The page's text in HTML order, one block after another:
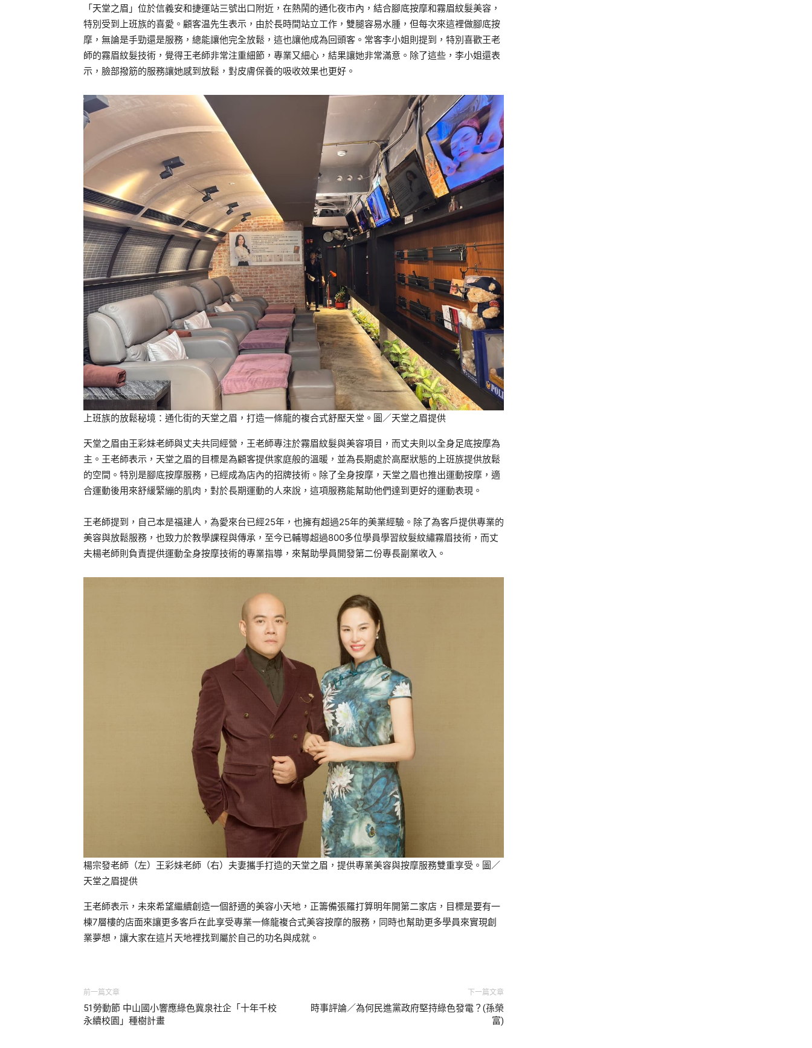
「天堂之眉」位於信義安和捷運站三號出口附近，在熱鬧的通化夜市內，結合腳底按摩和霧眉紋髮美容，
特別受到上班族的喜愛。顧客温先生表示，由於長時間站立工作，雙腿容易水腫，但每次來這裡做腳底按
摩，無論是手勁還是服務，總能讓他完全放鬆，這也讓他成為回頭客。常客李小姐則提到，特別喜歡王老
師的霧眉紋髮技術，覺得王老師非常注重細節，專業又細心，結果讓她非常滿意。除了這些，李小姐還表
示，臉部撥筋的服務讓她感到放鬆，對皮膚保養的吸收效果也更好。
上班族的放鬆秘境：通化街的天堂之眉，打造一條龍的複合式舒壓天堂。圖／天堂之眉提供
天堂之眉由王彩妹老師與丈夫共同經營，王老師專注於霧眉紋髮與美容項目，而丈夫則以全身足底按摩為
主。王老師表示，天堂之眉的目標是為顧客提供家庭般的溫暖，並為長期處於高壓狀態的上班族提供放鬆
的空間。特別是腳底按摩服務，已經成為店內的招牌技術。除了全身按摩，天堂之眉也推出運動按摩，適
合運動後用來舒緩緊繃的肌肉，對於長期運動的人來說，這項服務能幫助他們達到更好的運動表現。
王老師提到，自己本是福建人，為愛來台已經25年，也擁有超過25年的美業經驗。除了為客戶提供專業的
美容與放鬆服務，也致力於教學課程與傳承，至今已輔導超過800多位學員學習紋髮紋繡霧眉技術，而丈
夫楊老師則負責提供運動全身按摩技術的專業指導，來幫助學員開發第二份專長副業收入。
楊宗發老師（左）王彩妹老師（右）夫妻攜手打造的天堂之眉，提供專業美容與按摩服務雙重享受。圖／
天堂之眉提供
王老師表示，未來希望繼續創造一個舒適的美容小天地，正籌備張羅打算明年開第二家店，目標是要有一
棟7層樓的店面來讓更多客戶在此享受專業一條龍複合式美容按摩的服務，同時也幫助更多學員來實現創
業夢想，讓大家在這片天地裡找到屬於自己的功名與成就。
前一篇文章
51勞動節 中山國小響應綠色冀泉社企「十年千校
永續校園」種樹計畫
下一篇文章
時事評論／為何民進黨政府堅持綠色發電？(孫榮
富)